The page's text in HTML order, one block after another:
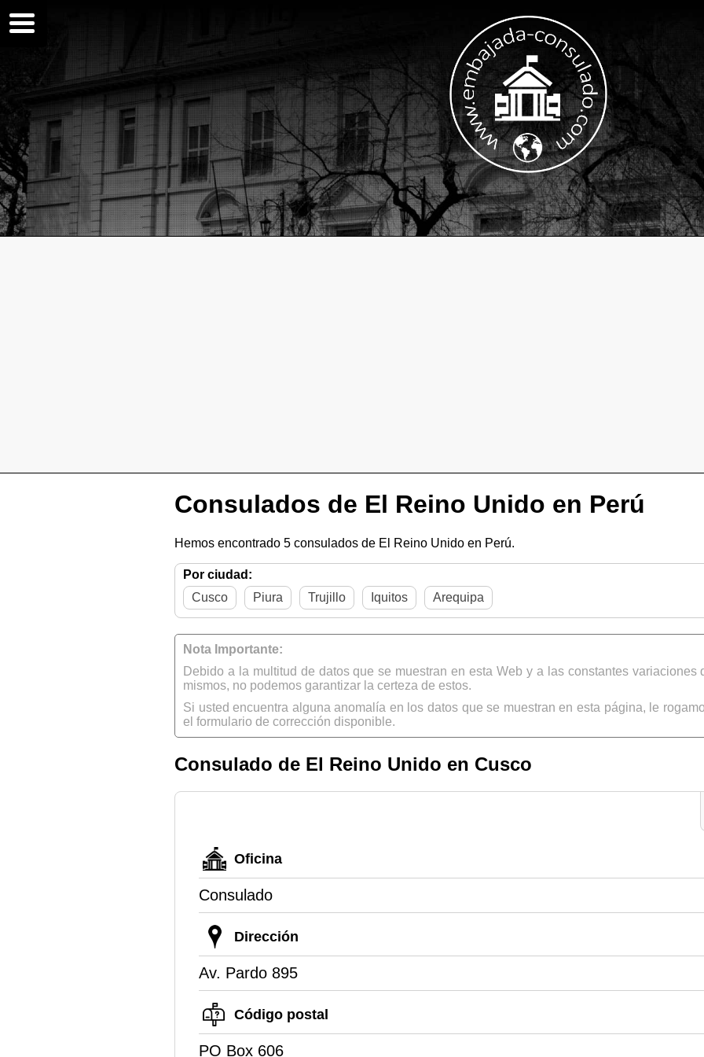
Consulados de El Reino Unido en Perú
Hemos encontrado 5 consulados de El Reino Unido en Perú.
Por ciudad:
Cusco
Piura Trujillo Iquitos Arequipa
Nota Importante:
Debido a la multitud de datos que se muestran en esta Web y a las constantes
mismos, no podemos garantizar la certeza de estos.
Si usted encuentra alguna anomalía en los datos que se muestran en esta página, le
el formulario de corrección disponible.
Consulado de El Reino Unido en Cusco
Oficina
Consulado
Dirección
Av. Pardo 895
Código postal
PO Box 606